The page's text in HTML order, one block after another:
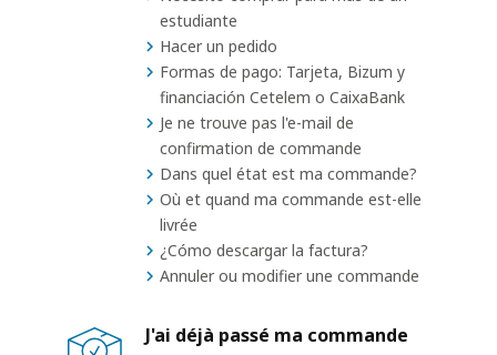
estudiante
Hacer un pedido
Formas de pago: Tarjeta, Bizum y
financiación Cetelem o CaixaBank
Je ne trouve pas l'e-mail de
confirmation de commande
Dans quel état est ma commande?
Où et quand ma commande est-elle
livrée
¿Cómo descargar la factura?
Annuler ou modifier une commande
J'ai déjà passé ma commande